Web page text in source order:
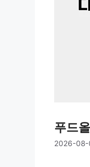
푸드
2026-08-